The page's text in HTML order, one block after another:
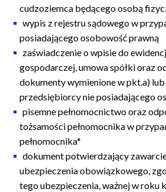
cudzoziemca będącego osobą
wypis z rejestru sądowego w
posiadającego osobowość prawną
zaświadczenie o wpisie do
gospodarczej, umowa spółki oraz
dokumenty wymienione w pkt.a)
przedsiębiorcy nie posiadającego
pisemne pełnomocnictwo oraz
tożsamości pełnomocnika w
pełnomocnika*
dokument potwierdzający
ubezpieczenia obowiązkowego,
tego ubezpieczenia, ważnej w roku